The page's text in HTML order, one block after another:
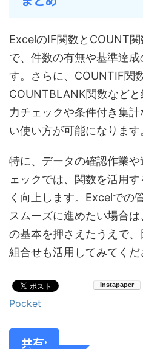
ExcelのIF関数とCOUNT
で、件数の有無や基準達
す。さらに、COUNTIF関
COUNTBLANK関数など
力チェックや条件付き集
い使い方が可能になります
特に、データの確認作業
ェックでは、関数を活用
く向上します。Excelでの
スムーズに進めたい場合
の基本を押さえたうえで
組合せも活用してみてくだ
Pocket
共有: